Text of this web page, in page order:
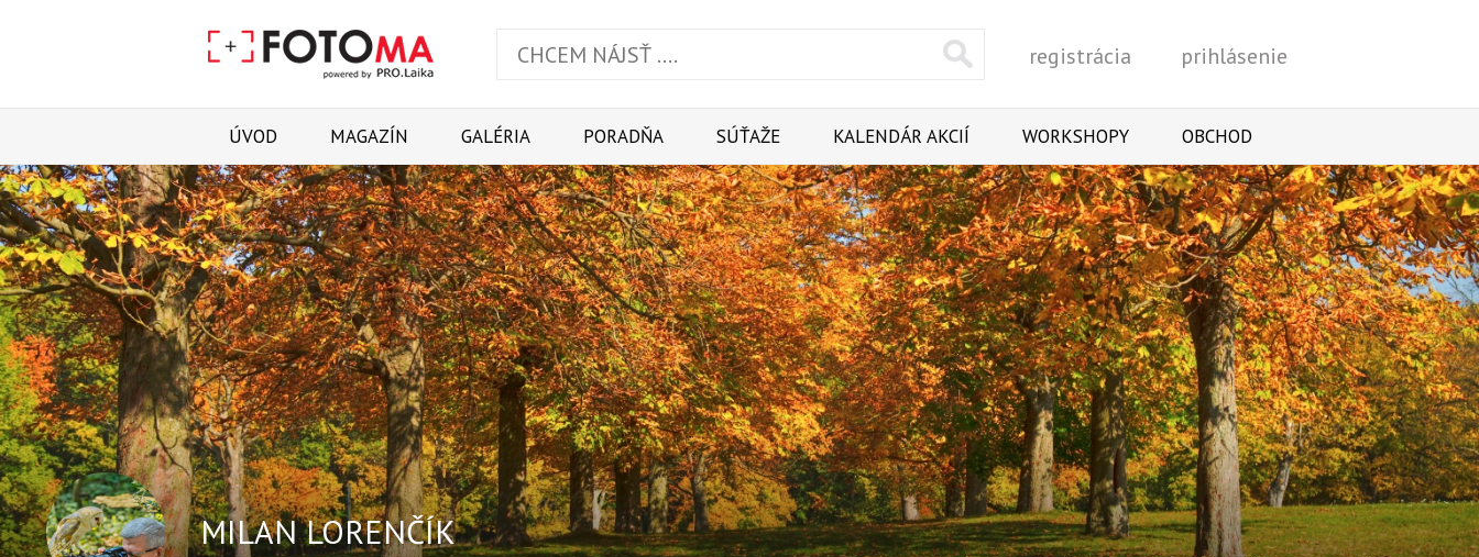
Vyhľadať
registrácia prihlásenie
ÚVOD MAGAZÍN GALÉRIA PORADŇA SÚŤAŽE KALENDÁR AKCIÍ WORKSHOPY OBCHOD
MILAN LORENČÍK